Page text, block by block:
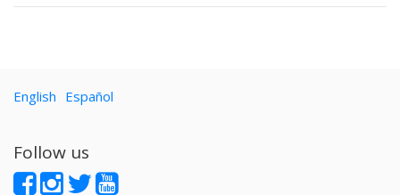
English Español
Follow us